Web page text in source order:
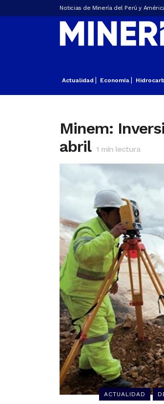
Noticias de Minería del Perú y
Actualidad Economía
Minem:
abril 1 min lectura
ACTUALIDAD